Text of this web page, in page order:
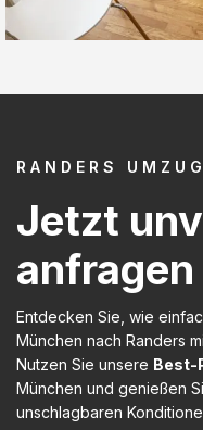
RANDERS
Jetzt
anfragen
Entdecken Sie, wie
München nach Randers
Nutzen Sie unsere Best-
München und genießen
unschlagbaren